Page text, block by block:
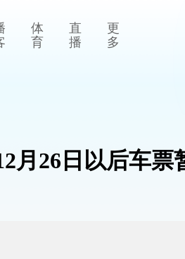
体
育
直
播
更
多
月26日以后车票